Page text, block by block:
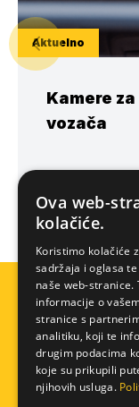
Aktuelno
Kamere
vozača
Pomoć na cesti
Ova web-
kolačiće.
Koristimo kolačiće
sadržaja i oglasa
naše web-
informacije o
stranice s
analitiku, koji te
drugim podacima
koje su prikupili
njihovih usluga.